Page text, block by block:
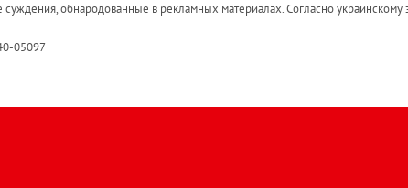
обнародованные в рекламных материалах. Согласно украинскому
05097